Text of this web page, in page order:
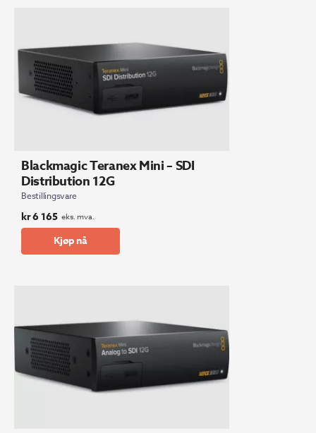
Blackmagic Teranex Mini – SDI
Distribution 12G
Bestillingsvare
kr6 165 eks. mva.
Kjøp nå